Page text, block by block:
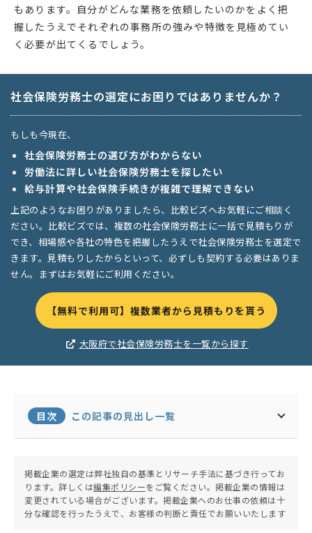
もあります。自分がどんな業務を依頼したいのかをよく把
握したうえでそれぞれの事務所の強みや特徴を見極めてい
く必要が出てくるでしょう。
社会保険労務士の選定にお困りではありませんか？
もしも今現在、
社会保険労務士の選び方がわからない
労働法に詳しい社会保険労務士を探したい
給与計算や社会保険手続きが複雑で理解できない
上記のようなお困りがありましたら、比較ビズへお気軽にご相談く
ださい。比較ビズでは、複数の社会保険労務士に一括で見積もりが
でき、相場感や各社の特色を把握したうえで社会保険労務士を選定で
きます。見積もりしたからといって、必ずしも契約する必要はありま
せん。まずはお気軽にご利用ください。
【無料で利用可】複数業者から見積もりを貰う
大阪府で社会保険労務士を一覧から探す
目次 この記事の見出し一覧
掲載企業の選定は弊社独自の基準とリサーチ手法に基づき行ってお
ります。詳しくは編集ポリシーをご覧ください。掲載企業の情報は
変更されている場合がございます。掲載企業へのお仕事の依頼は十
分な確認を行ったうえで、お客様の判断と責任でお願いいたします